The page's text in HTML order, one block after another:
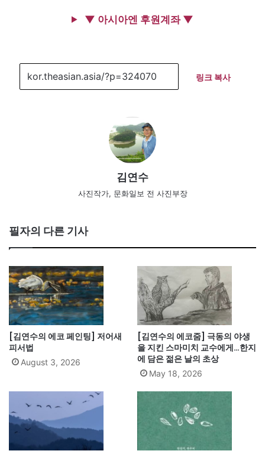
▼ 아시아엔 후원계좌 ▼
링크 복사
김연수
사진작가, 문화일보 전 사진부장
필자의 다른 기사
[김연수의 에코 페인팅] 저어새
피서법
August 3, 2026
[김연수의 에코줌] 극동의 야생
을 지킨 스마미치 교수에게…한지
에 담은 젊은 날의 초상
May 18, 2026